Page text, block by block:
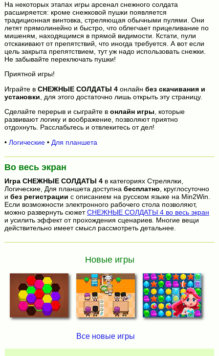
На некоторых этапах игры арсенал снежного солдата
расширяется: кроме снежковой пушки появляется
традиционная винтовка, стреляющая обычными пулями. Они
летят прямолинейно и быстро, что облегчает прицеливание по
мишеням, находящимся в прямой видимости. Кстати, пули
отскакивают от препятствий, что иногда требуется. А вот если
цель закрыта препятствием, тут уж надо использовать снежки.
Не забывайте переключать пушки!
Приятной игры!
Играйте в СНЕЖНЫЕ СОЛДАТЫ 4онлайн без скачивания и
установки , для этого достаточно лишь открыть эту страницу.
Сделайте перерыв и сыграйте в онлайн игры, которые
развивают логику и воображение, позволяют приятно
отдохнуть. Расслабьтесь и отвлекитесь от дел!
• Логические• Для планшета
Во весь экран
Игра СНЕЖНЫЕ СОЛДАТЫ 4в категориях Стрелялки,
Логические, Для планшета доступна бесплатно , круглосуточно
и без регистрации с описанием на русском языке на Min2Win.
Если возможности электронного рабочего стола позволяют,
можно развернуть сюжетСНЕЖНЫЕ СОЛДАТЫ 4 во весь экран
и усилить эффект от прохождения сценариев. Многие вещи
действительно имеет смысл рассмотреть детальнее.
Новые игры
Все новые игры